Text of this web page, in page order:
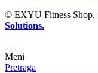
© EXYU Fitness Shop.
Solutions.
Meni
Pretraga